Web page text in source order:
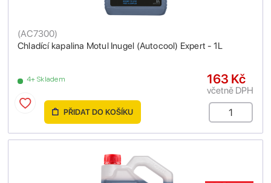
Chladící kapalina Motul Inugel (Autocool) Expert - 1L
(AC7300)
4+ Skladem 163 Kč
včetně DPH
PŘIDAT DO KOŠÍKU